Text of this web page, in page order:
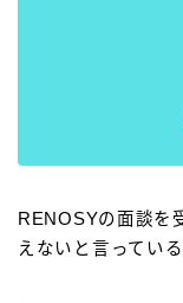
RENOSYの面談を
えないと言ってい